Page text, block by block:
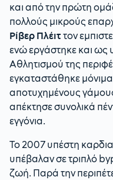
και από την πρώτη
πολλούς μικρούς
Ρίβερ Πλέιτ τον
ενώ εργάστηκε και ως
Αθλητισμού της
εγκαταστάθηκε
αποτυχημένους
απέκτησε συνολικά
εγγόνια.
Το 2007 υπέστη
υπέβαλαν σε τριπλό
ζωή. Παρά την